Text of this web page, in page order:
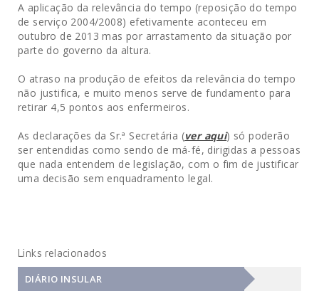
A aplicação da relevância do tempo (reposição do tempo
de serviço 2004/2008) efetivamente aconteceu em
outubro de 2013 mas por arrastamento da situação por
parte do governo da altura.
O atraso na produção de efeitos da relevância do tempo
não justifica, e muito menos serve de fundamento para
retirar 4,5 pontos aos enfermeiros.
As declarações da Sr.ª Secretária (ver aqui) só poderão
ser entendidas como sendo de má-fé, dirigidas a pessoas
que nada entendem de legislação, com o fim de justificar
uma decisão sem enquadramento legal.
Links relacionados
DIÁRIO INSULAR